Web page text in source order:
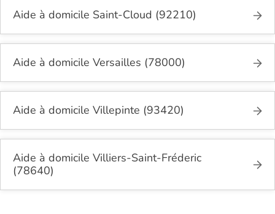
Aide à domicile Saint-Cloud (92210)
Aide à domicile Versailles (78000)
Aide à domicile Villepinte (93420)
Aide à domicile Villiers-Saint-Fréderic
(78640)